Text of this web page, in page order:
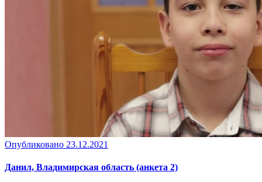
Опубликовано 23.12.2021
Данил, Владимирская область (анкета 2)